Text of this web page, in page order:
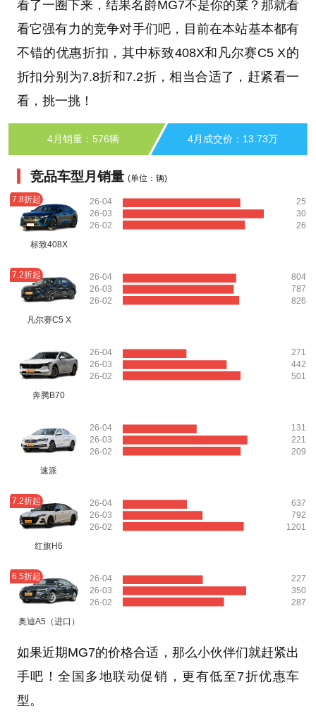
看了一圈下来，结果名爵MG7不是你的菜？那就看
看它强有力的竞争对手们吧，目前在本站基本都有
不错的优惠折扣，其中标致408X和凡尔赛C5 X的
折扣分别为7.8折和7.2折，相当合适了，赶紧看一
看，挑一挑！
4月销量：576辆 4月成交价：13.73万
竞品车型月销量 (单位：辆)
7.8折起
标致408X
26-04
26-03
26-02
25
30
26
7.2折起
凡尔赛C5 X
26-04
26-03
26-02
804
787
826
奔腾B70
26-04
26-03
26-02
271
442
501
速派
26-04
26-03
26-02
131
221
209
7.2折起
红旗H6
26-04
26-03
26-02
637
792
1201
6.5折起
奥迪A5（进口）
26-04
26-03
26-02
227
350
287
如果近期MG7的价格合适，那么小伙伴们就赶紧出
手吧！全国多地联动促销，更有低至7折优惠车
型。